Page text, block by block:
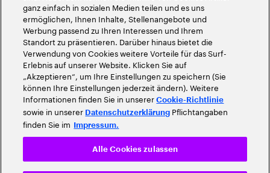
ganz einfach in sozialen Medien teilen und es uns
ermöglichen, Ihnen Inhalte, Stellenangebote und
Werbung passend zu Ihren Interessen und Ihrem
Standort zu präsentieren. Darüber hinaus bietet die
Verwendung von Cookies weitere Vorteile für das Surf-
Erlebnis auf unserer Website. Klicken Sie auf
„Akzeptieren“, um Ihre Einstellungen zu speichern (Sie
können Ihre Einstellungen jederzeit ändern). Weitere
Informationen finden Sie in unsererCookie-Richtlinie
sowie in unserer Datenschutzerklärung Pflichtangaben
finden Sie im Impressum.
Alle Cookies zulassen